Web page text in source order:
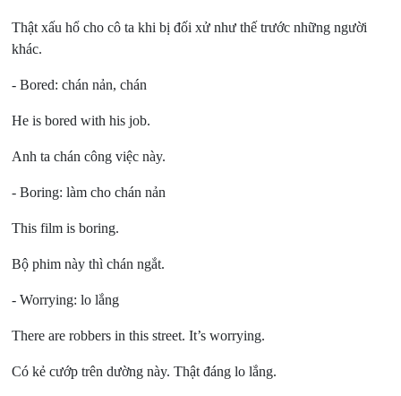
Thật xấu hổ cho cô ta khi bị đối xử như thế trước những người
khác.
- Bored:chán nản, chán
He is bored with his job.
Anh ta chán công việc này.
- Boring:làm cho chán nản
This film is boring.
Bộ phim này thì chán ngắt.
- Worrying: lo lắng
There are robbers in this street. It’s worrying.
Có kẻ cướp trên dường này. Thật đáng lo lắng.